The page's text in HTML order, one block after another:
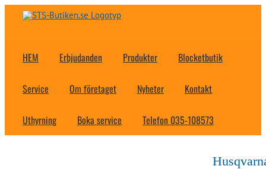
Fortsätt
HEM Erbjudanden Produkter Blocketbutik
Service Om företaget Nyheter Kontakt
Uthyrning Boka service Telefon 035-108573